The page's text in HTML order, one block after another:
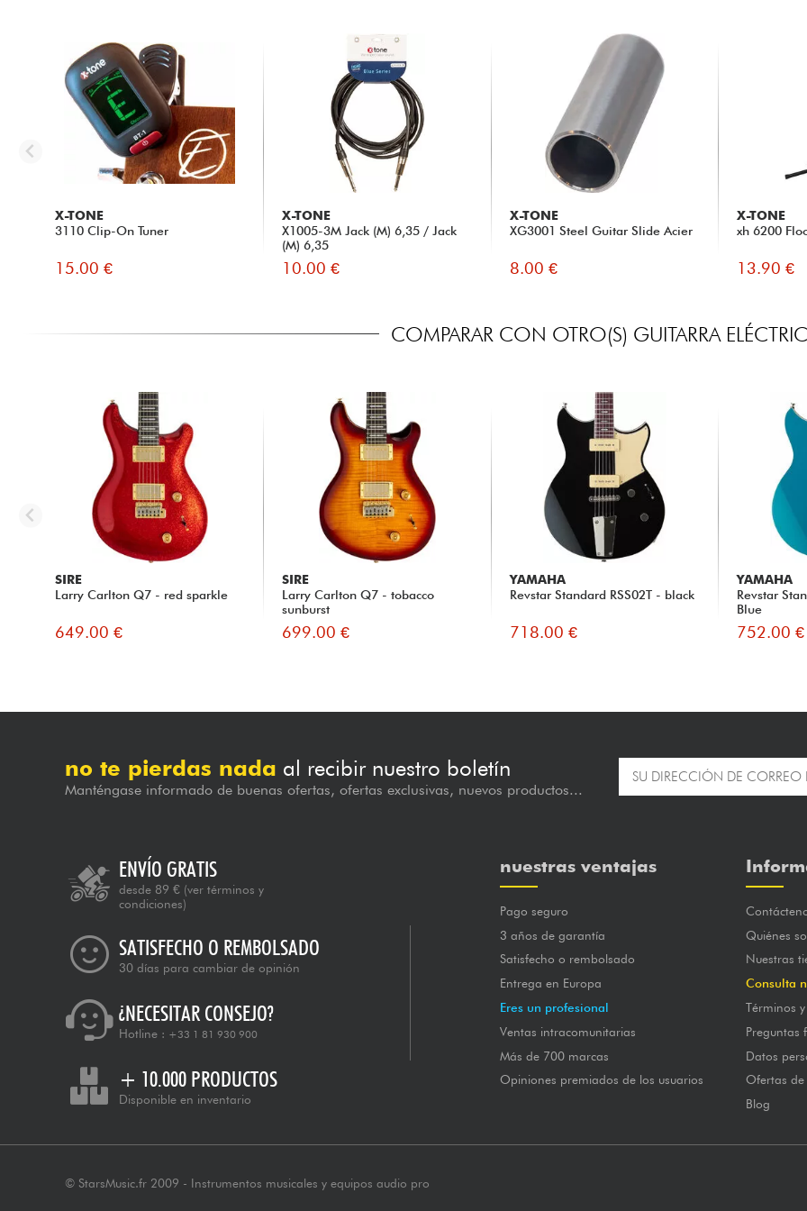
X-TONE
3110 Clip-On Tuner
15.00 €
X-TONE
X1005-3M Jack (M) 6,35 / Jack
(M) 6,35
10.00 €
X-TONE
XG3001 Steel Guitar Slide Acier
8.00 €
X-TONE
xh 6200
13.90 €
COMPARAR CON OTRO(S) GUITARRA
SIRE
Larry Carlton Q7 - red sparkle
649.00 €
SIRE
Larry Carlton Q7 - tobacco
sunburst
699.00 €
YAMAHA
Revstar Standard RSS02T - black
718.00 €
YAMAHA
Revstar
Blue
752.00 €
no te pierdas nada al recibir nuestro boletín
Manténgase informado de buenas ofertas, ofertas exclusivas, nuevos productos...
ENVÍO GRATIS
desde 89 € (ver términos y
condiciones)
SATISFECHO O REMBOLSADO
30 días para cambiar de opinión
¿NECESITAR CONSEJO?
Hotline : +33 1 81 930 900
+ 10.000 PRODUCTOS
Disponible en inventario
nuestras ventajas
Pago seguro
3 años de garantía
Satisfecho o rembolsado
Entrega en Europa
Eres un profesional
Ventas intracomunitarias
Más de 700 marcas
Opiniones premiados de los usuarios
Quiénes
Nuestras
Consulta
Términos
Preguntas
Datos
Ofertas
Blog
© StarsMusic.fr 2009 - Instrumentos musicales y equipos audio pro